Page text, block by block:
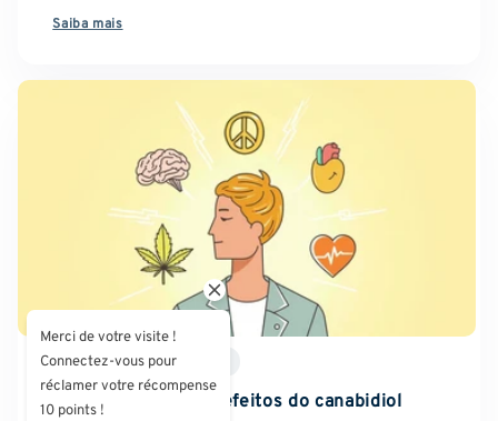
Saiba mais
10 DE OUTUBRO DE 2025
Lista completa dos efeitos do canabidiol
Merci de votre visite !
Connectez-vous pour
réclamer votre récompense
10 points !